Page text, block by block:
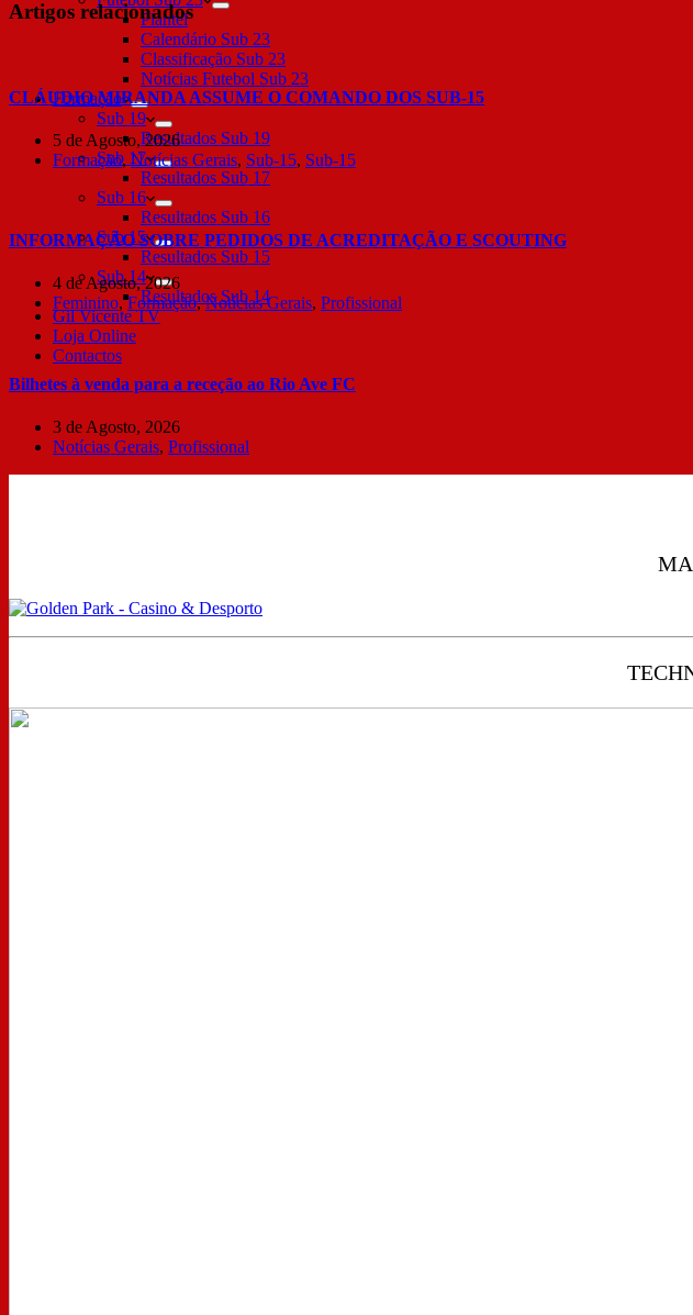
Plantel
Calendário Sub 23
Classificação Sub 23
Notícias Futebol Sub 23
Formação
Sub 19
Resultados Sub 19
Sub 17
Resultados Sub 17
Sub 16
Resultados Sub 16
Sub 15
Resultados Sub 15
Sub 14
Resultados Sub 14
Gil Vicente TV
Loja Online
Contactos
Artigos relacionados
CLÁUDIO MIRANDA ASSUME O COMANDO DOS SUB-15
5 de Agosto, 2026
Formação,Notícias Gerais, Sub-15, Sub-15
INFORMAÇÃO SOBRE PEDIDOS DE ACREDITAÇÃO E SCOUTING
4 de Agosto, 2026
Feminino,Formação,Notícias Gerais, Profissional
Bilhetes à venda para a receção ao Rio Ave FC
3 de Agosto, 2026
Notícias Gerais, Profissional